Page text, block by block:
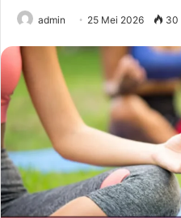
admin 25 Mei 2026 30